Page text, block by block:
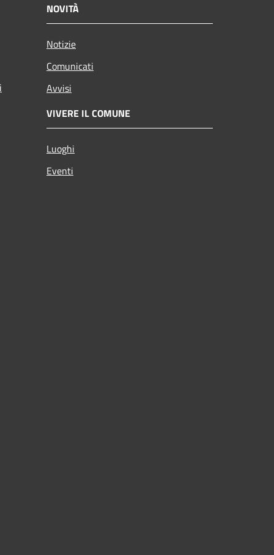
NOVITÀ
Notizie
Comunicati
Avvisi
VIVERE IL COMUNE
Luoghi
Eventi